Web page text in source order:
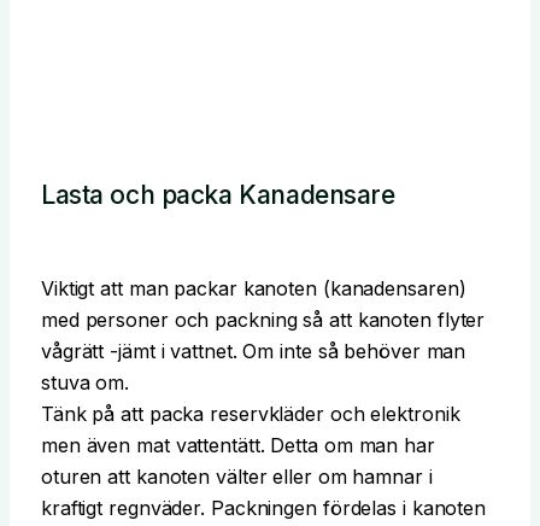
Lasta och packa Kanadensare
Viktigt att man packar kanoten (kanadensaren)
med personer och packning så att kanoten flyter
vågrätt -jämt i vattnet. Om inte så behöver man
stuva om.
Tänk på att packa reservkläder och elektronik
men även mat vattentätt. Detta om man har
oturen att kanoten välter eller om hamnar i
kraftigt regnväder. Packningen fördelas i kanoten